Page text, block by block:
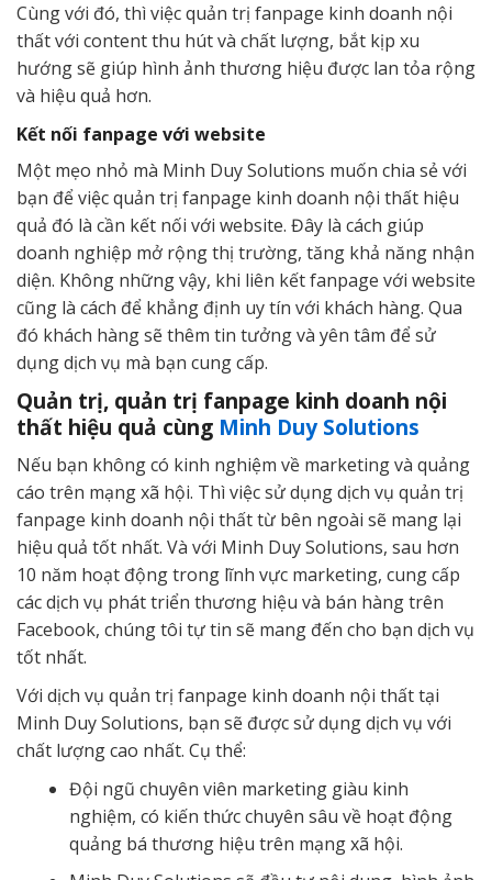
Cùng với đó, thì việc quản trị fanpage kinh doanh nội
thất với content thu hút và chất lượng, bắt kịp xu
hướng sẽ giúp hình ảnh thương hiệu được lan tỏa rộng
và hiệu quả hơn.
Kết nối fanpage với website
Một mẹo nhỏ mà Minh Duy Solutions muốn chia sẻ với
bạn để việc quản trị fanpage kinh doanh nội thất hiệu
quả đó là cần kết nối với website. Đây là cách giúp
doanh nghiệp mở rộng thị trường, tăng khả năng nhận
diện. Không những vậy, khi liên kết fanpage với website
cũng là cách để khẳng định uy tín với khách hàng. Qua
đó khách hàng sẽ thêm tin tưởng và yên tâm để sử
dụng dịch vụ mà bạn cung cấp.
Quản trị, quản trị fanpage kinh doanh nội
thất hiệu quả cùng Minh Duy Solutions
Nếu bạn không có kinh nghiệm về marketing và quảng
cáo trên mạng xã hội. Thì việc sử dụng dịch vụ quản trị
fanpage kinh doanh nội thất từ bên ngoài sẽ mang lại
hiệu quả tốt nhất. Và với Minh Duy Solutions, sau hơn
10 năm hoạt động trong lĩnh vực marketing, cung cấp
các dịch vụ phát triển thương hiệu và bán hàng trên
Facebook, chúng tôi tự tin sẽ mang đến cho bạn dịch vụ
tốt nhất.
Với dịch vụ quản trị fanpage kinh doanh nội thất tại
Minh Duy Solutions, bạn sẽ được sử dụng dịch vụ với
chất lượng cao nhất. Cụ thể:
Đội ngũ chuyên viên marketing giàu kinh
nghiệm, có kiến thức chuyên sâu về hoạt động
quảng bá thương hiệu trên mạng xã hội.